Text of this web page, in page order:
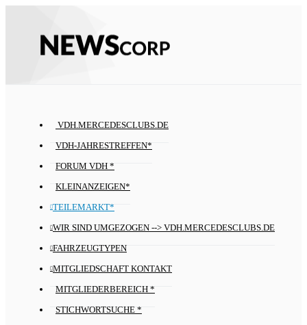
VDH.MERCEDESCLUBS.DE
VDH-JAHRESTREFFEN*
FORUM VDH *
KLEINANZEIGEN*
TEILEMARKT*
WIR SIND UMGEZOGEN --> VDH.MERCEDESCLUBS.DE
FAHRZEUGTYPEN
MITGLIEDSCHAFT KONTAKT
MITGLIEDERBEREICH *
STICHWORTSUCHE *